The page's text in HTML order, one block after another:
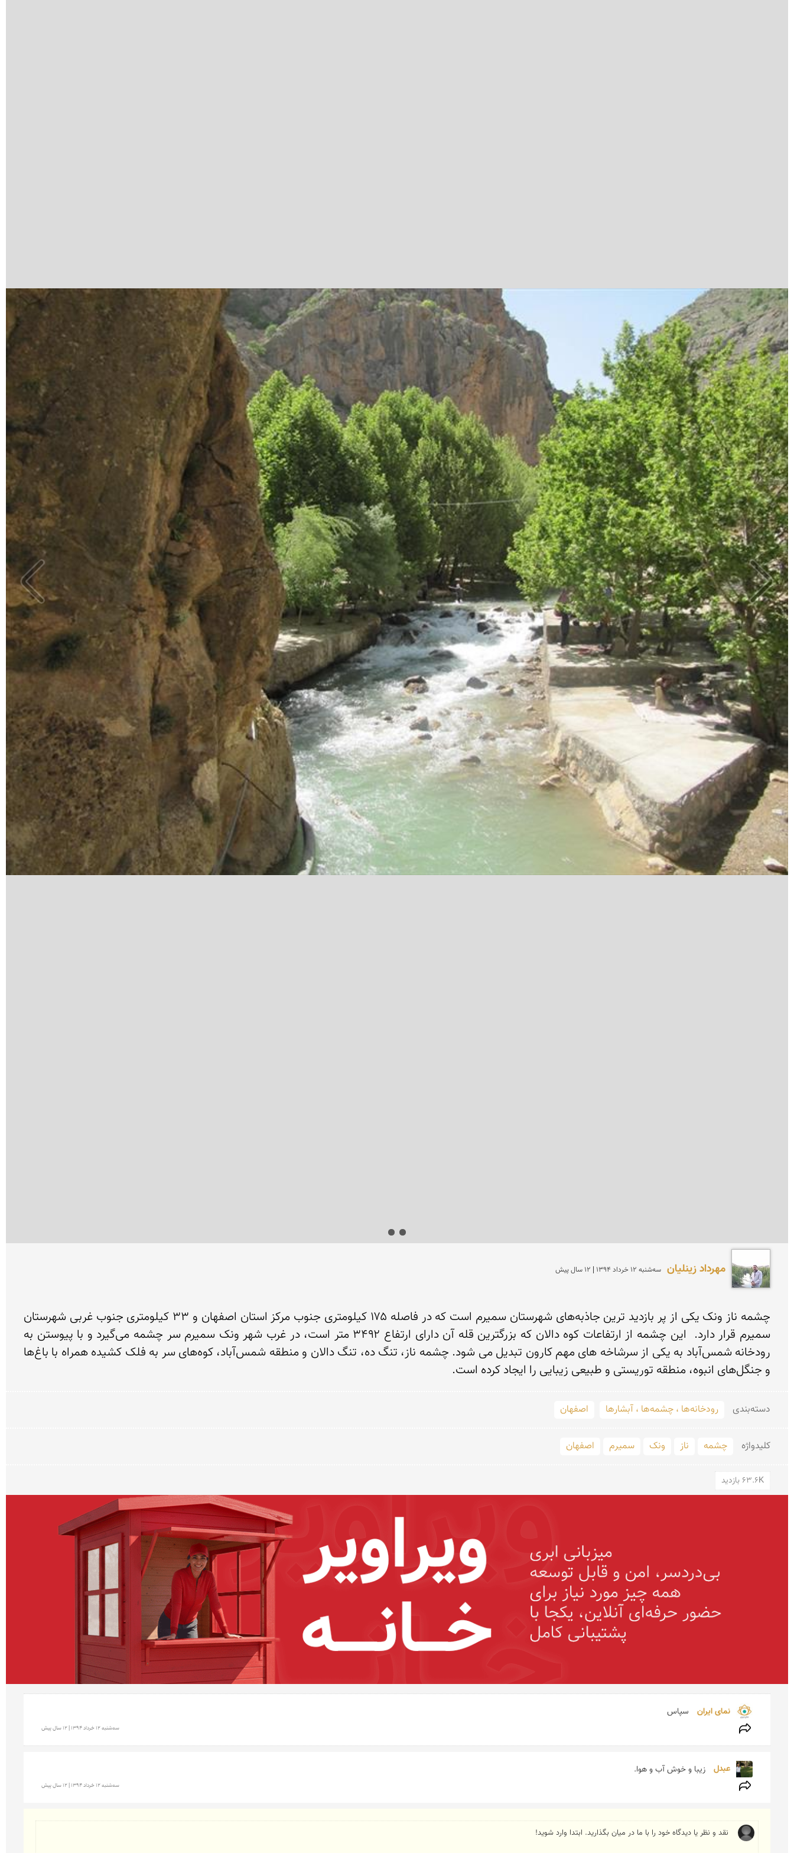
مهرداد زینلیان سه‌شنبه 12 خرداد 1394 | 12 سال پیش
و جنگل‌های انبوه، منطقه توریستی و طبیعی زیبایی را ایجاد کرده است.
دسته‌بندی رودخانه‌ها ، چشمه‌ها ، آبشارها اصفهان
کلید‌واژه چشمه ناز ونک سمیرم اصفهان
63.6K بازدید
نمای ایران سپاس
سه‌شنبه 12 خرداد 1394 | 12 سال پیش
عبدل زیبا و خوش آب و هوا.
سه‌شنبه 12 خرداد 1394 | 12 سال پیش